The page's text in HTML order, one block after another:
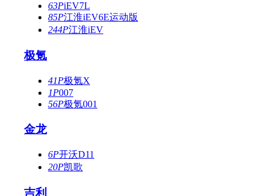
63PiEV7L
85P江淮iEV6E运动版
244P江淮iEV
极氪
41P极氪X
1P007
56P极氪001
金龙
6P开沃D11
20P凯歌
吉利